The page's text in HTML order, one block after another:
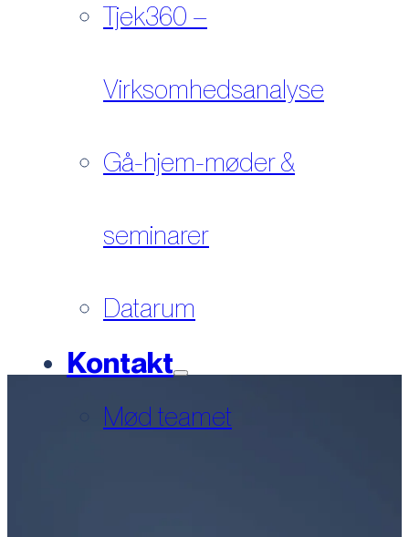
Tjek360 –
Virksomhedsanalyse
Gå-hjem-møder &
seminarer
Datarum
Kontakt
Mød teamet